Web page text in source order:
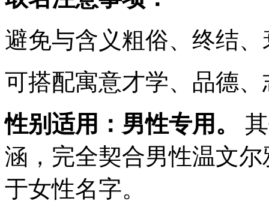
避免与含义粗俗、终结
可搭配寓意才学、品德
性别适用：男性专用。
涵，完全契合男性温文
于女性名字。